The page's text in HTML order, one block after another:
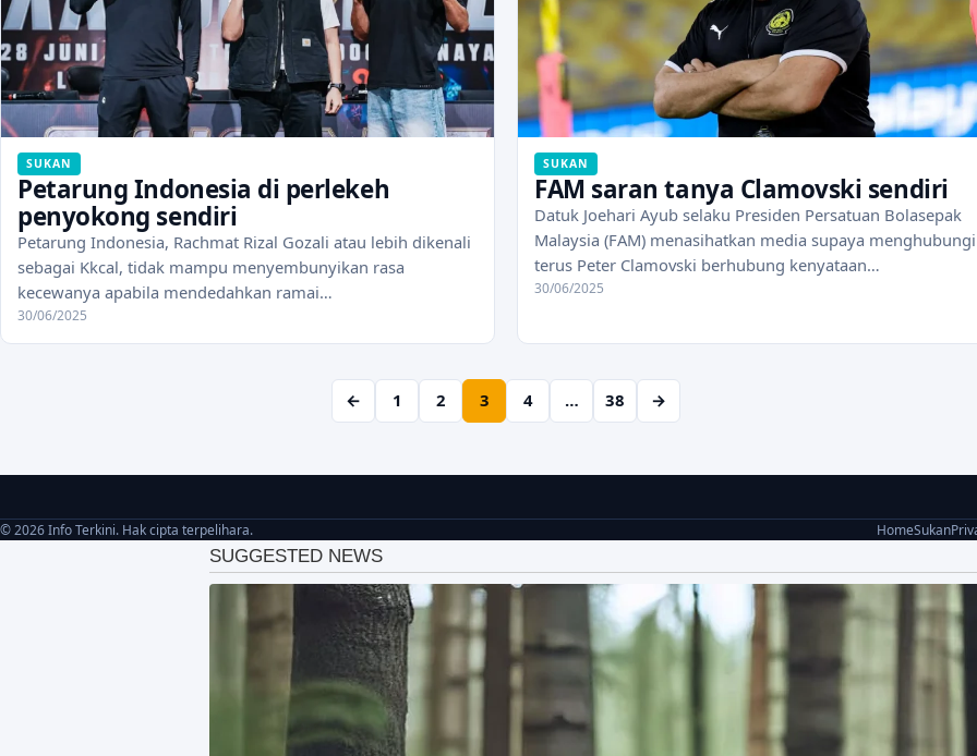
SUKAN
Petarung Indonesia di perlekeh
penyokong sendiri
Petarung Indonesia, Rachmat Rizal Gozali atau lebih dikenali
sebagai Kkcal, tidak mampu menyembunyikan rasa
kecewanya apabila mendedahkan ramai…
30/06/2025
SUKAN
FAM saran tanya Clamovski sendiri
Datuk Joehari Ayub selaku Presiden Persatuan Bolasepak
Malaysia (FAM) menasihatkan media supaya menghubungi
terus Peter Clamovski berhubung kenyataan…
30/06/2025
← 1 2 3 4 … 38 →
© 2026 Info Terkini. Hak cipta terpelihara. HomeSukan